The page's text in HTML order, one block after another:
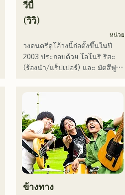
หลากหลายสาขาอาชีพ รวมถึง
การแต่งเพลงประกอบโฆษณาทาง
ขับร้องประสานเสียงให้กับนาโอ
ทาโร โมริยามะ ในรายการ
"MUSIC FAIR" ทางสถานี
โทรทัศน์ฟูจิทีวี และการปรากฏตัว
ตั้งแต่ปี 2017 เธอได้กลับมายังฟุกุ
โอกะ ซึ่งนอกจากงานของเธอเอง
แล้ว เธอยังทำงานหลากหลาย
สาขาอาชีพ เช่น พิธีกรรายการ
วิทยุ ครูฝึกสอนเสียง และครู
อาชีวศึกษา ด้วยเสียงร้องอันทรง
พลังและความสามารถในการร้อง
เพลงอันโดดเด่น เธอคือนักร้องนัก
แต่งเพลงที่จะเป็นผู้นำคนรุ่นต่อไป
วีบี้
(วิวิ)
หน่วย
วงดนตรีดูโอ้วงนี้ก่อตั้งขึ้นในปี
2003 ประกอบด้วย โอโนริ ริสะ
(ร้องนำ/แร็ปเปอร์) และ มัตสึฟูจิ
โลกที่อ่อนโยน และเสียงร้องที่
อบอุ่นแต่ทรงพลัง ซึ่งสามารถ
สัมผัสหัวใจของผู้ฟังได้อย่างนุ่ม
นวล
พวกเขาเริ่มต้นกิจกรรมอย่าง
"Zatsuni Tamede" เมื่อวันที่ 23
ข้างทาง